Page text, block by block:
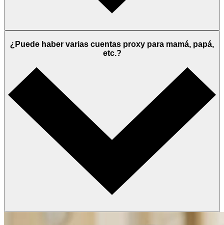
¿Puede haber varias cuentas proxy para mamá, papá,
etc.?